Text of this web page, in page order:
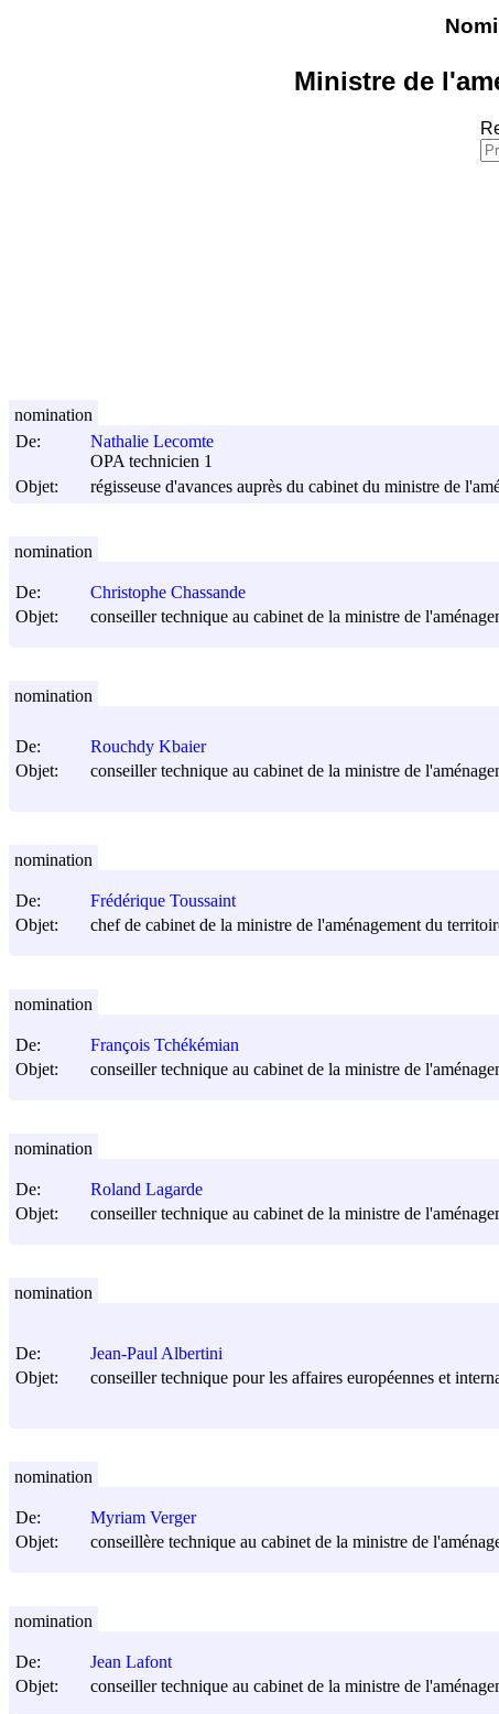
Ministre de
De:
Nathalie Lecomte
OPA technicien 1
Objet:
régisseuse d'avances auprès du cabinet du ministre de
nomination
De:
Christophe Chassande
Objet:
conseiller technique au cabinet de la ministre de
nomination
De:
Rouchdy Kbaier
Objet:
conseiller technique au cabinet de la ministre de
nomination
De:
Frédérique Toussaint
Objet:
chef de cabinet de la ministre de l'aménagement du
nomination
De:
François Tchékémian
Objet:
conseiller technique au cabinet de la ministre de
nomination
De:
Roland Lagarde
Objet:
conseiller technique au cabinet de la ministre de
nomination
De:
Jean-Paul Albertini
Objet:
conseiller technique pour les affaires européennes et
nomination
De:
Myriam Verger
Objet:
conseillère technique au cabinet de la ministre de
nomination
De:
Jean Lafont
Objet:
conseiller technique au cabinet de la ministre de
nomination